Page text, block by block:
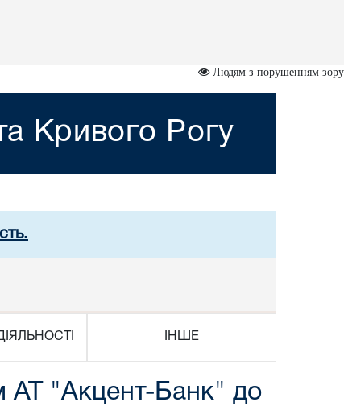
Людям з порушенням зору
Кривого Рогу
ІНШЕ
АТ "Акцент-Банк" до